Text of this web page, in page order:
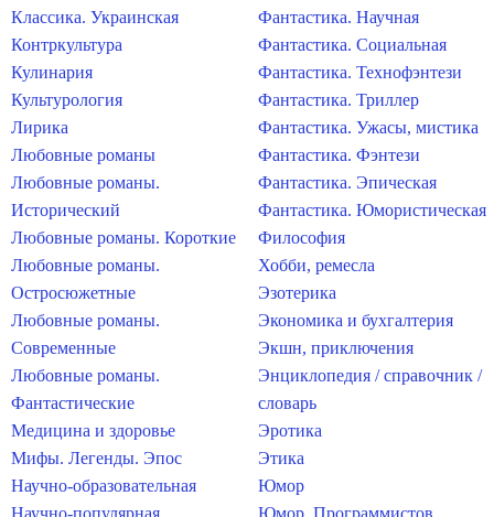
Классика. Украинская
Контркультура
Кулинария
Культурология
Лирика
Любовные романы
Любовные романы.
Исторический
Любовные романы. Короткие
Любовные романы.
Остросюжетные
Любовные романы.
Современные
Любовные романы.
Фантастические
Медицина и здоровье
Мифы. Легенды. Эпос
Научно-образовательная
Научно-популярная
Фантастика. Научная
Фантастика. Социальная
Фантастика. Технофэнтези
Фантастика. Триллер
Фантастика. Ужасы, мистика
Фантастика. Фэнтези
Фантастика. Эпическая
Фантастика. Юмористическая
Философия
Хобби, ремесла
Эзотерика
Экономика и бухгалтерия
Экшн, приключения
Энциклопедия / справочник /
словарь
Эротика
Этика
Юмор
Юмор. Программистов